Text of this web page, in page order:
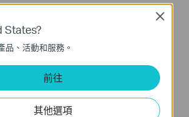
This video will show you how to configure TP-Link Wi-Fi 6 router (Archer AX12, etc.).
States?
品、活動和服務。
前往
其他選項
Close